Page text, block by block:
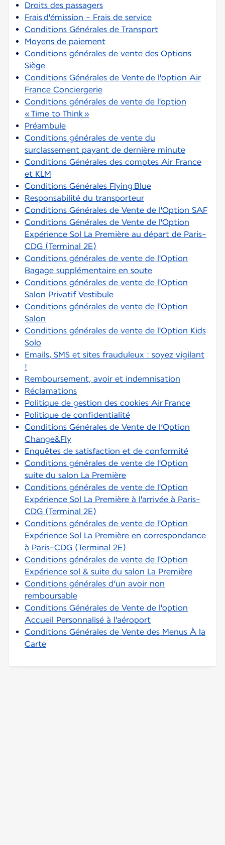
Droits des passagers
Frais d'émission - Frais de service
Conditions Générales de Transport
Moyens de paiement
Conditions générales de vente des Options
Siège
Conditions Générales de Vente de l'option Air
France Conciergerie
Conditions générales de vente de l'option
« Time to Think »
Préambule
Conditions générales de vente du
surclassement payant de dernière minute
Conditions Générales des comptes Air France
et KLM
Conditions Générales Flying Blue
Responsabilité du transporteur
Conditions Générales de Vente de l'Option SAF
Conditions Générales de Vente de l'Option
Expérience Sol La Première au départ de Paris-
CDG (Terminal 2E)
Conditions générales de vente de l'Option
Bagage supplémentaire en soute
Conditions générales de vente de l'Option
Salon Privatif Vestibule
Conditions générales de vente de l'Option
Salon
Conditions générales de vente de l'Option Kids
Solo
Emails, SMS et sites frauduleux : soyez vigilant
!
Remboursement, avoir et indemnisation
Réclamations
Politique de gestion des cookies Air France
Politique de confidentialité
Conditions Générales de Vente de l’Option
Change&Fly
Enquêtes de satisfaction et de conformité
Conditions générales de vente de l'Option
suite du salon La Première
Conditions générales de vente de l'Option
Expérience Sol La Première à l'arrivée à Paris-
CDG (Terminal 2E)
Conditions générales de vente de l'Option
Expérience Sol La Première en correspondance
à Paris-CDG (Terminal 2E)
Conditions générales de vente de l'Option
Expérience sol & suite du salon La Première
Conditions générales d’un avoir non
remboursable
Conditions Générales de Vente de l'option
Accueil Personnalisé à l'aéroport
Conditions Générales de Vente des Menus À la
Carte